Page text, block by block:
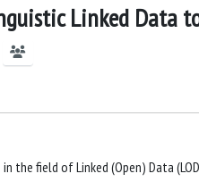
Linked Data
the field of Linked (Open) Data